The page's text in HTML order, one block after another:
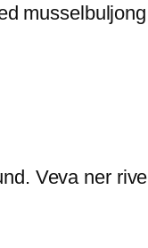
Veva ner